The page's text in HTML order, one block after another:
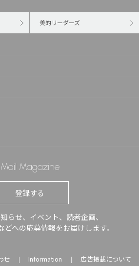
美的リーダーズ
Mail Magazine
登録する
らせ、イベント、読者企画、
どへの応募情報をお届けします。
せ ｜ Information ｜ 広告掲載について